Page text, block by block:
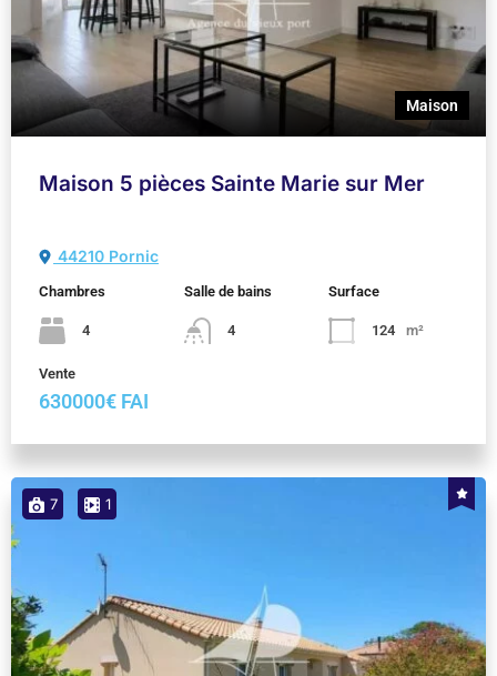
Maison
Maison 5 pièces Sainte Marie sur Mer
44210 Pornic
Chambres
4
Salle de bains
4
Surface
124 m²
Vente
630000€ FAI
7 1